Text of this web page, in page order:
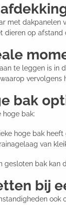
met
dieren op
te leggen is in
bak
hoge bak:
hoge bak
van
gesloten bak kan
bij